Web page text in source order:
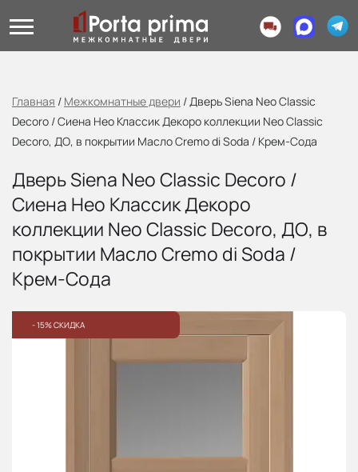
Главная / Межкомнатные двери /Дверь Siena Neo Classic
Decoro / Сиена Нео Классик Декоро коллекции Neo Classic
Decoro, ДО, в покрытии Масло Cremo di Soda / Крем-Сода
Дверь Siena Neo Classic Decoro /
Сиена Нео Классик Декоро
коллекции Neo Classic Decoro, ДО, в
покрытии Масло Cremo di Soda /
Крем-Сода
- 15% СКИДКА